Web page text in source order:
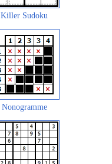
Killer Sudoku
Nonogramme